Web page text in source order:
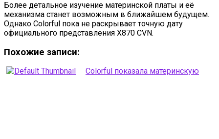
Более детальное изучение материнской платы и её
механизма станет возможным в ближайшем будущем.
Однако Colorful пока не раскрывает точную дату
официального представления X870 CVN.
Похожие записи:
Colorful показала материнскую